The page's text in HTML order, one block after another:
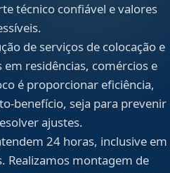
técnico confiável e valores
de serviços de colocação e
residências, comércios e
é proporcionar eficiência,
benefício, seja para prevenir
ajustes.
24 horas, inclusive em
Realizamos montagem de